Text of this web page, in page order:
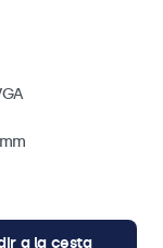
a la cesta